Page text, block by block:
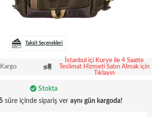
Taksit Seçenekleri
İstanbul içi Kurye ile 4 Saatte
Teslimat Hizmeti Satın Almak için
Tıklayın
Stokta
süre içinde sipariş ver aynı gün kargoda!